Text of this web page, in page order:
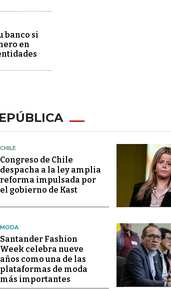
banco si
en
CHILE
Congreso de Chile
despacha a la ley amplia
reforma impulsada por
el gobierno de Kast
MODA
Santander Fashion
Week celebra nueve
años como una de las
plataformas de moda
más importantes